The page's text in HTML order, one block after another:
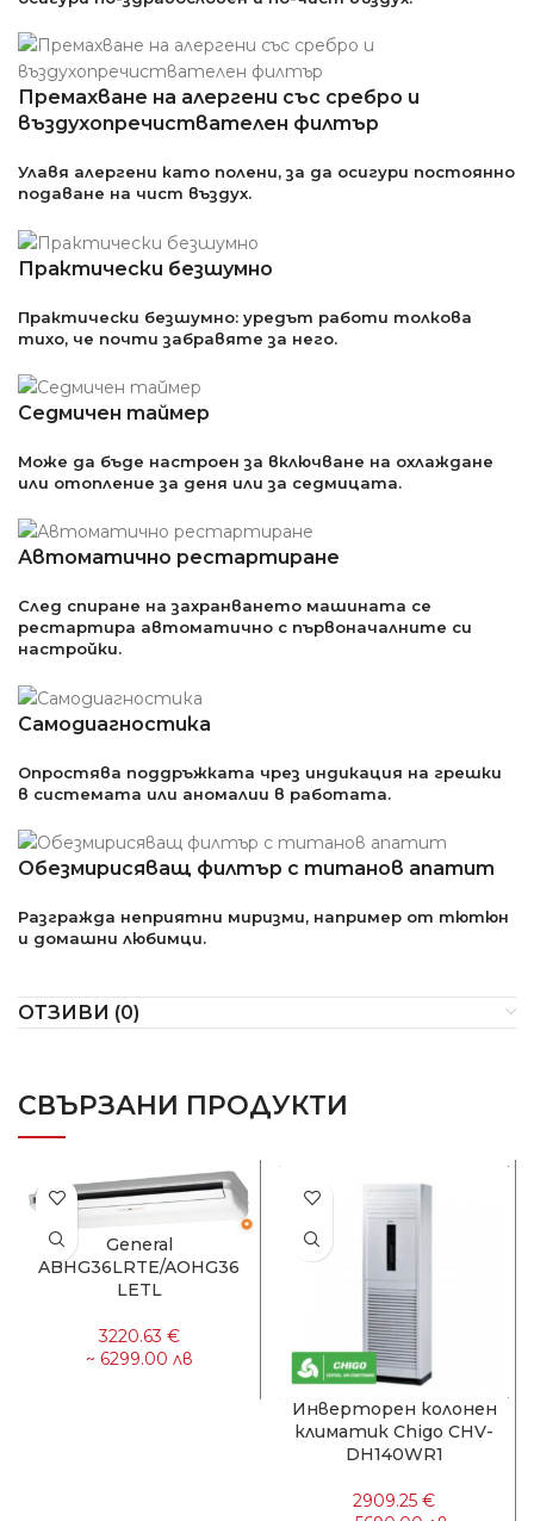
Премахване на алергени със сребро и
въздухопречиствателен филтър
Улавя алергени като полени, за да осигури постоянно
подаване на чист въздух.
Практически безшумно
Практически безшумно: уредът работи толкова
тихо, че почти забравяте за него.
Седмичен таймер
Може да бъде настроен за включване на охлаждане
или отопление за деня или за седмицата.
Автоматично рестартиране
След спиране на захранването машината се
рестартира автоматично с първоначалните си
настройки.
Самодиагностика
Опростява поддръжката чрез индикация на грешки
в системата или аномалии в работата.
Обезмирисяващ филтър с титанов апатит
Разгражда неприятни миризми, например от тютюн
и домашни любимци.
ОТЗИВИ (0)
СВЪРЗАНИ ПРОДУКТИ
General
ABHG36LRTE/AOHG36
LETL
Инверторен колонен
климатик Chigo CHV-
DH140WR1